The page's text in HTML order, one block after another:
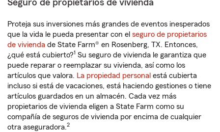
Seguro de propietarios de vivienda
Proteja sus inversiones más grandes de eventos inesperados
que la vida le pueda presentar con el seguro de propietarios
de vivienda de State Farm® en Rosenberg, TX. Entonces,
¿qué está cubierto?1 Su seguro de vivienda le garantiza que
puede reparar o reemplazar su vivienda, así como los
artículos que valora. La propiedad personal está cubierta
incluso si está de vacaciones, está haciendo gestiones o tiene
artículos guardados en un almacén. Cada vez más
propietarios de vivienda eligen a State Farm como su
compañía de seguros de vivienda por encima de cualquier
otra aseguradora.2